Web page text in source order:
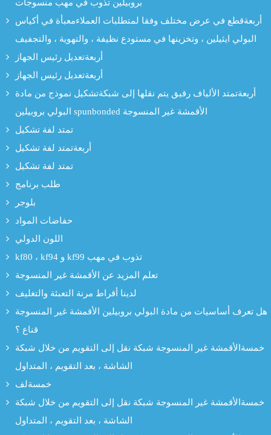
بروبيلين تذوب في مهب منسوجات
أربعةقطع في عرض مختلف وفقا لمتطلبات العملاءمعبأة في أكياس
البولي ايثيلين ، وتخزينها في مستودع نظيفة ، والتهوية ، والتجفيف
أربعةتعديل رئيس الجهاز
أربعةتعديل رئيس الجهاز
أربعةتمتد الألياف رقيق يتم نقلها إلى شبكةتشكيل نموذج من مادة
البولي بروبيلين spunbonded الأقمشة غير المنسوجة
تمتد لفة تشكيل
أربعةتمتد لفة تشكيل
تمتد لفة تشكيل
طلب برنامج
بلوجر
حفاضات المواد
اللون الدولي
kf80 ، kf94 و kf99 تذوب في مهب
تعلم المزيد عن الأقمشة غير المنسوجة
لدينا أقراط مرنة التعبئة والتغليف
هل تعرف أساسيات من مادة البولي بروبيلين الأقمشة غير المنسوجة
قناع ؟
خمسةالأقمشة غير المنسوجة شبكة نقل إلى التقويم من خلال شبكة
الشاشة ، بعد التقويم ، المتداول
خمسةلف
خمسةالأقمشة غير المنسوجة شبكة نقل إلى التقويم من خلال شبكة
الشاشة ، بعد التقويم ، المتداول